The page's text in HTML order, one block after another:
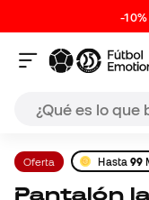
-
Oferta Hasta 99
Pantalón largo adidas